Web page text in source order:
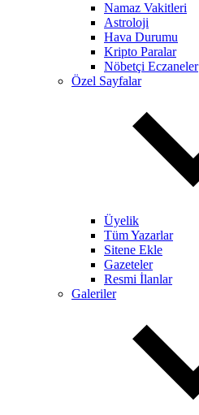
Namaz Vakitleri
Astroloji
Hava Durumu
Kripto Paralar
Nöbetçi Eczaneler
Özel Sayfalar
Üyelik
Tüm Yazarlar
Sitene Ekle
Gazeteler
Resmi İlanlar
Galeriler